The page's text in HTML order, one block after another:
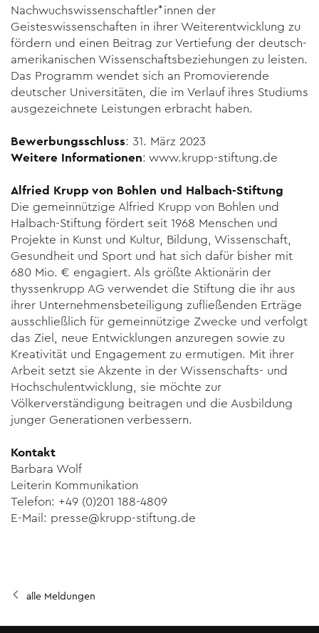
Nachwuchswissen­schaftler*innen der
Geisteswissenschaften in ihrer Weiter­ent­wicklung zu
fördern und einen Beitrag zur Vertief­ung der deutsch-
amerikanischen Wissenschaftsbeziehungen zu leisten.
Das Programm wendet sich an Promovierende
deutscher Universi­täten, die im Verlauf ihres Studiums
ausgezeichnete Leistungen erbracht haben.
Bewerbungsschluss: 31. März 2023
Weitere Informationen: www.krupp-stiftung.de
Alfried Krupp von Bohlen und Halbach-Stiftung
Die gemeinnützige Alfried Krupp von Bohlen und
Halbach-Stiftung fördert seit 1968 Menschen und
Projekte in Kunst und Kultur, Bildung, Wissenschaft,
Gesundheit und Sport und hat sich dafür bisher mit
680 Mio. € engagiert. Als größte Aktionärin der
thyssenkrupp AG verwendet die Stiftung die ihr aus
ihrer Unternehmensbeteiligung zufließenden Erträge
ausschließlich für gemeinnützige Zwecke und verfolgt
das Ziel, neue Entwicklungen anzuregen sowie zu
Kreativität und Engagement zu ermutigen. Mit ihrer
Arbeit setzt sie Akzente in der Wissenschafts- und
Hochschulentwicklung, sie möchte zur
Völkerverständigung beitragen und die Ausbil­dung
junger Generationen verbessern.
Kontakt
Barbara Wolf
Leiterin Kommunikation
Telefon: +49 (0)201 188-4809
E-Mail: presse@krupp-stiftung.de
alle Meldungen